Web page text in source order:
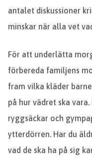
antalet diskussioner
minskar när alla vet
För att underlätta
förbereda familjens
fram vilka kläder
på hur vädret ska
ryggsäckar och
ytterdörren. Har du
vad de ska ha på sig